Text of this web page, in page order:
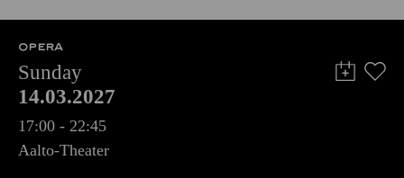
OPERA
Sunday
14.03.2027
17:00 - 22:45
Aalto-Theater